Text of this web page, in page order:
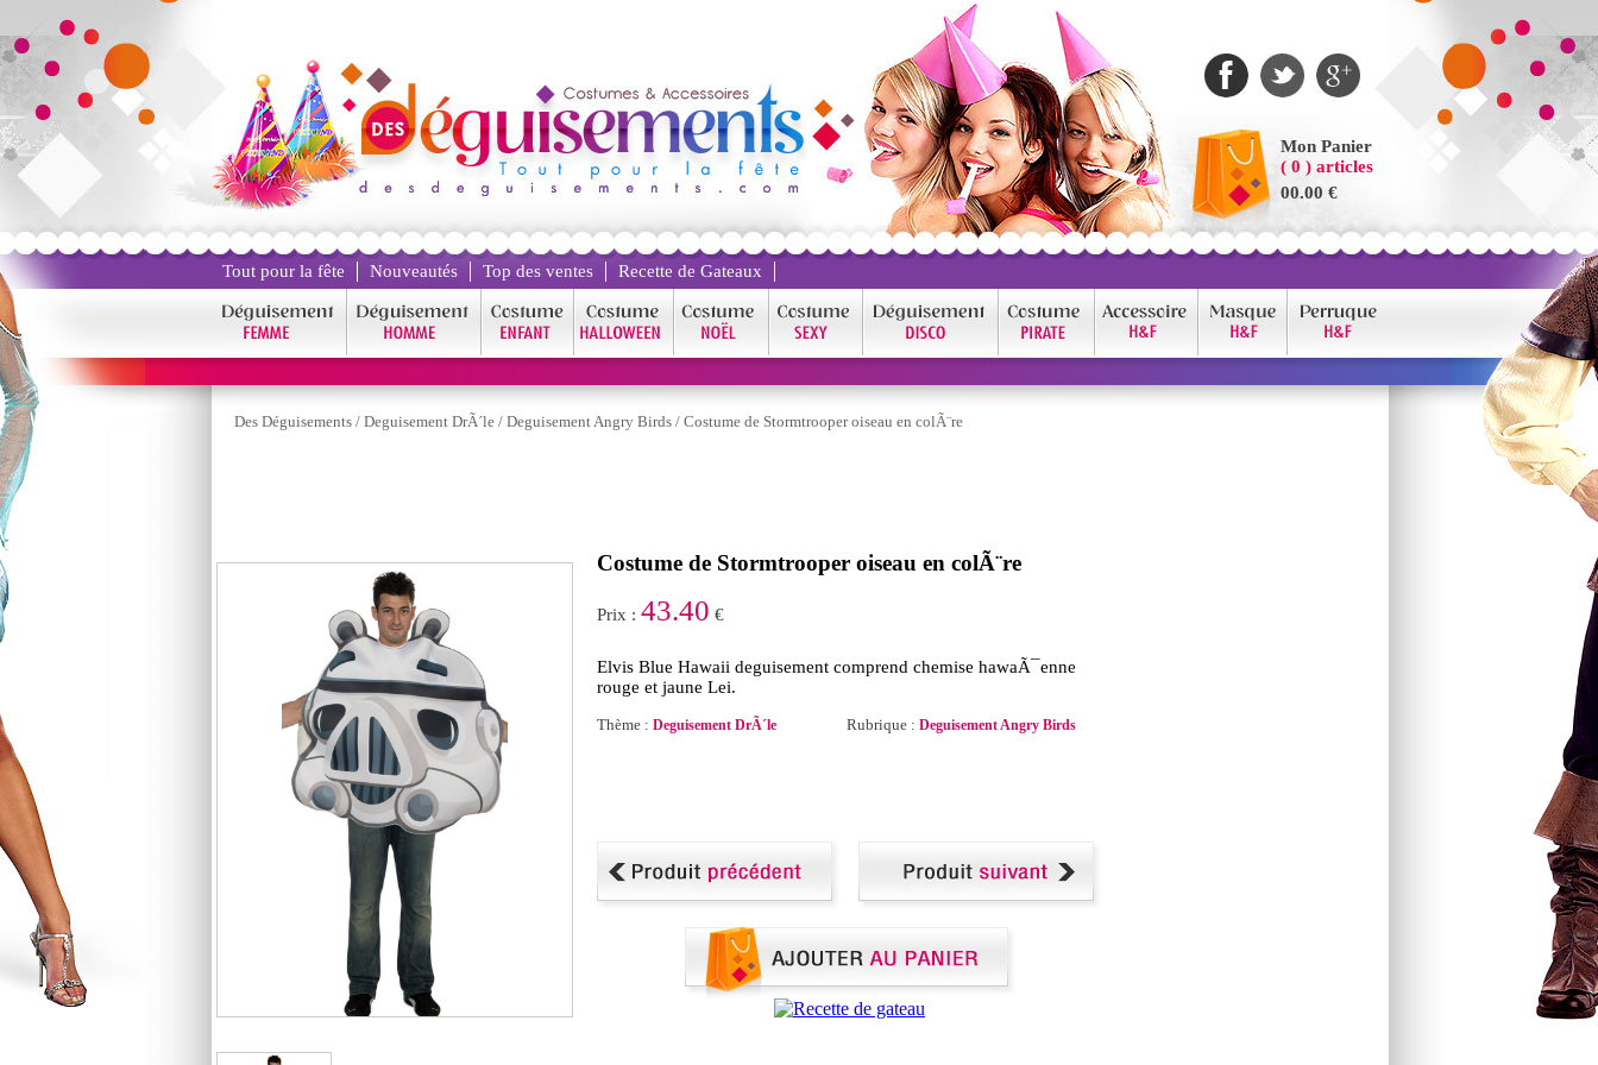
Mon Panier
( 0 ) articles
00.00 €
Tout pour la fête Nouveautés Top des ventes Recette de Gateaux
Des Déguisements / Deguisement DrÃ´le / Deguisement Angry Birds / Costume de Stormtrooper oiseau en colÃ¨re
Costume de Stormtrooper oiseau en colÃ¨re
Prix : 43.40 €
Elvis Blue Hawaii deguisement comprend chemise hawaÃ¯enne
rouge et jaune Lei.
Thème : Deguisement DrÃ´le Rubrique : Deguisement Angry Birds